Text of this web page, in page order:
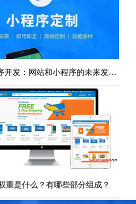
成都小程序开发：网站和小程序的未来发展前景
重是什么？有哪些部分组成？